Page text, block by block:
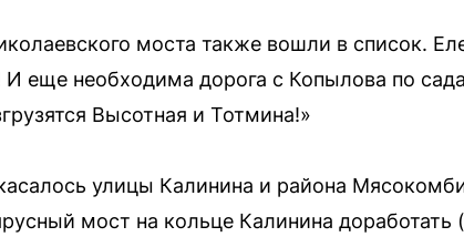
моста также вошли в список.
И еще необходима дорога с Копылова по
Высотная и Тотмина!»
улицы Калинина и района
мост на кольце Калинина доработать